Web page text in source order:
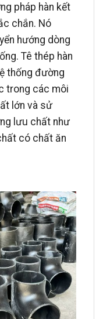
pháp hàn kết
chắn. Nó
hướng dòng
Tê thép hàn
thống đường
trong các môi
lớn và sử
lưu chất như
có chất ăn